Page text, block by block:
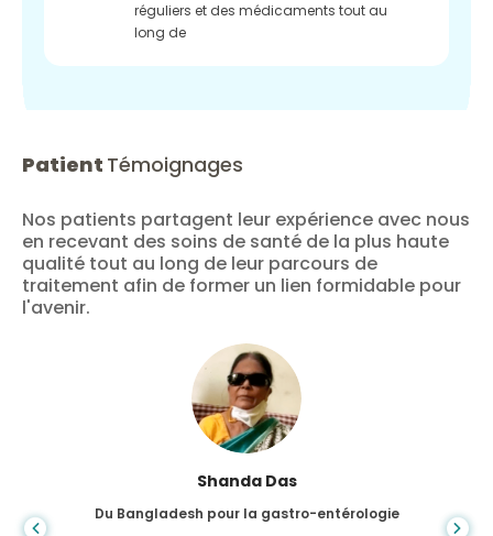
réguliers et des médicaments tout au
long de
Patient Témoignages
Nos patients partagent leur expérience avec nous
en recevant des soins de santé de la plus haute
qualité tout au long de leur parcours de
traitement afin de former un lien formidable pour
l'avenir.
Shanda Das
Du Bangladesh pour la gastro-entérologie